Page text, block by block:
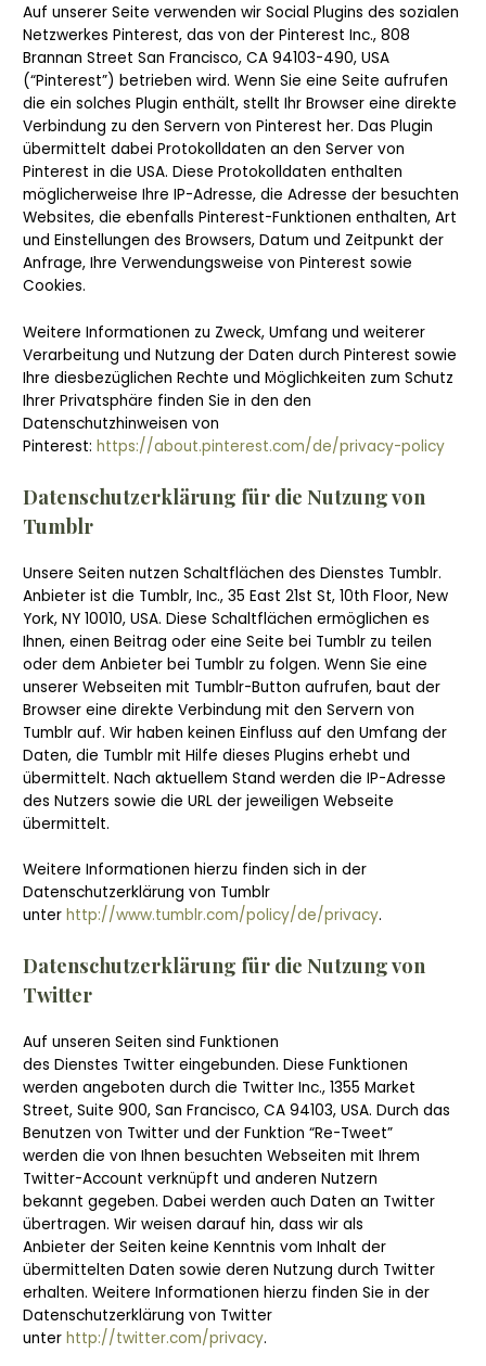
Auf unserer Seite verwenden wir Social Plugins des sozialen
Netzwerkes Pinterest, das von der Pinterest Inc., 808
Brannan Street San Francisco, CA 94103-490, USA
(“Pinterest”) betrieben wird. Wenn Sie eine Seite aufrufen
die ein solches Plugin enthält, stellt Ihr Browser eine direkte
Verbindung zu den Servern von Pinterest her. Das Plugin
übermittelt dabei Protokolldaten an den Server von
Pinterest in die USA. Diese Protokolldaten enthalten
möglicherweise Ihre IP-Adresse, die Adresse der besuchten
Websites, die ebenfalls Pinterest-Funktionen enthalten, Art
und Einstellungen des Browsers, Datum und Zeitpunkt der
Anfrage, Ihre Verwendungsweise von Pinterest sowie
Cookies.
Weitere Informationen zu Zweck, Umfang und weiterer
Verarbeitung und Nutzung der Daten durch Pinterest sowie
Ihre diesbezüglichen Rechte und Möglichkeiten zum Schutz
Ihrer Privatsphäre finden Sie in den den
Datenschutzhinweisen von
Pinterest:https://about.pinterest.com/de/privacy-policy
Datenschutzerklärung für die Nutzung von
Tumblr
Unsere Seiten nutzen Schaltflächen des Dienstes Tumblr.
Anbieter ist die Tumblr, Inc., 35 East 21st St, 10th Floor, New
York, NY 10010, USA. Diese Schaltflächen ermöglichen es
Ihnen, einen Beitrag oder eine Seite bei Tumblr zu teilen
oder dem Anbieter bei Tumblr zu folgen. Wenn Sie eine
unserer Webseiten mit Tumblr-Button aufrufen, baut der
Browser eine direkte Verbindung mit den Servern von
Tumblr auf. Wir haben keinen Einfluss auf den Umfang der
Daten, die Tumblr mit Hilfe dieses Plugins erhebt und
übermittelt. Nach aktuellem Stand werden die IP-Adresse
des Nutzers sowie die URL der jeweiligen Webseite
übermittelt.
Weitere Informationen hierzu finden sich in der
Datenschutzerklärung von Tumblr
unterhttp://www.tumblr.com/policy/de/privacy.
Datenschutzerklärung für die Nutzung von
Twitter
Auf unseren Seiten sind Funktionen
des Dienstes Twitter eingebunden. Diese Funktionen
werden angeboten durch die Twitter Inc., 1355 Market
Street, Suite 900, San Francisco, CA 94103, USA. Durch das
Benutzen von Twitter und der Funktion “Re-Tweet”
werden die von Ihnen besuchten Webseiten mit Ihrem
Twitter-Account verknüpft und anderen Nutzern
bekannt gegeben. Dabei werden auch Daten an Twitter
übertragen. Wir weisen darauf hin, dass wir als
Anbieter der Seiten keine Kenntnis vom Inhalt der
übermittelten Daten sowie deren Nutzung durch Twitter
erhalten. Weitere Informationen hierzu finden Sie in der
Datenschutzerklärung von Twitter
unterhttp://twitter.com/privacy.